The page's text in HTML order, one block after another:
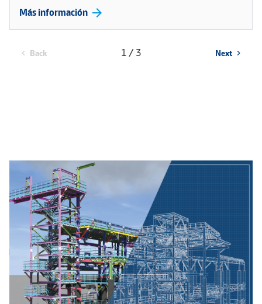
Más información arrow_forward
chevron_left Back 1 / 3 Next chevron_right